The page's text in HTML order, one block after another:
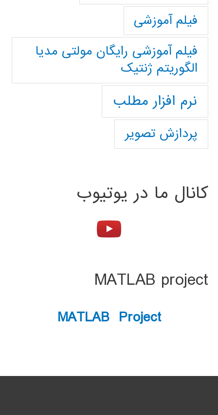
فیلم آموزشی
فیلم آموزشی رایگان مولتی مدیا
الگوریتم ژنتیک
نرم افزار مطلب
پردازش تصویر
کانال ما در یوتیوب
MATLAB project
MATLAB Project